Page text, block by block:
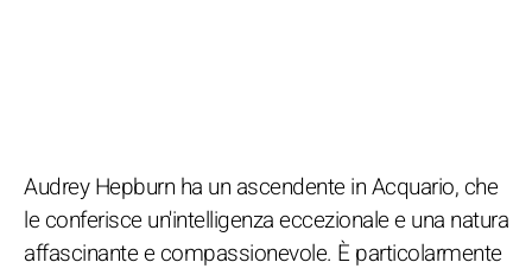
Audrey Hepburn ha un ascendente in Acquario, che
le conferisce un'intelligenza eccezionale e una natura
affascinante e compassionevole. È particolarmente